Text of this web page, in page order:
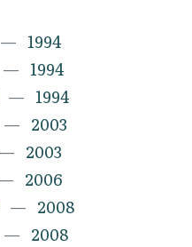
1994
1994
1994
2003
2003
2006
2008
2008